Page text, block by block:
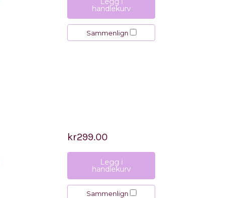
handlekurv
Sammenlign
kr299.00
Legg i
handlekurv
Sammenlign